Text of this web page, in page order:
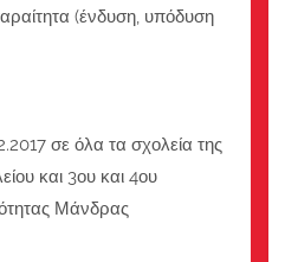
(ένδυση, υπόδυση
σε όλα τα σχολεία της
και 3ου και 4ου
Μάνδρας